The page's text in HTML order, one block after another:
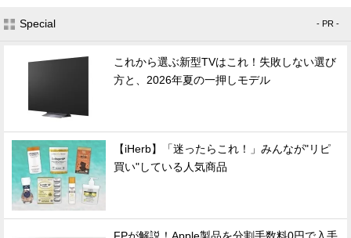
Special - PR -
これから選ぶ新型TVはこれ！失敗しない選び
方と、2026年夏の一押しモデル
【iHerb】「迷ったらこれ！」みんなが"リピ
買い"している人気商品